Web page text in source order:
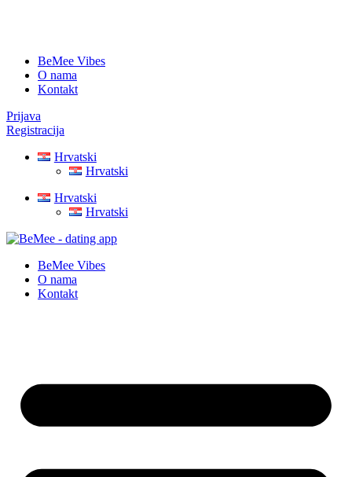
BeMee Vibes
O nama
Kontakt
Prijava
Registracija
Hrvatski
Hrvatski
Hrvatski
Hrvatski
BeMee Vibes
O nama
Kontakt